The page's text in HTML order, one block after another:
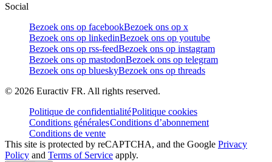
Social
Bezoek ons op facebookBezoek ons op x
Bezoek ons op linkedinBezoek ons op youtube
Bezoek ons op rss-feedBezoek ons op instagram
Bezoek ons op mastodonBezoek ons op telegram
Bezoek ons op blueskyBezoek ons op threads
© 2026 Euractiv FR. All rights reserved.
Politique de confidentialitéPolitique cookies
Conditions généralesConditions d’abonnement
Conditions de vente
This site is protected by reCAPTCHA, and the Google Privacy
Policy and Terms of Service apply.